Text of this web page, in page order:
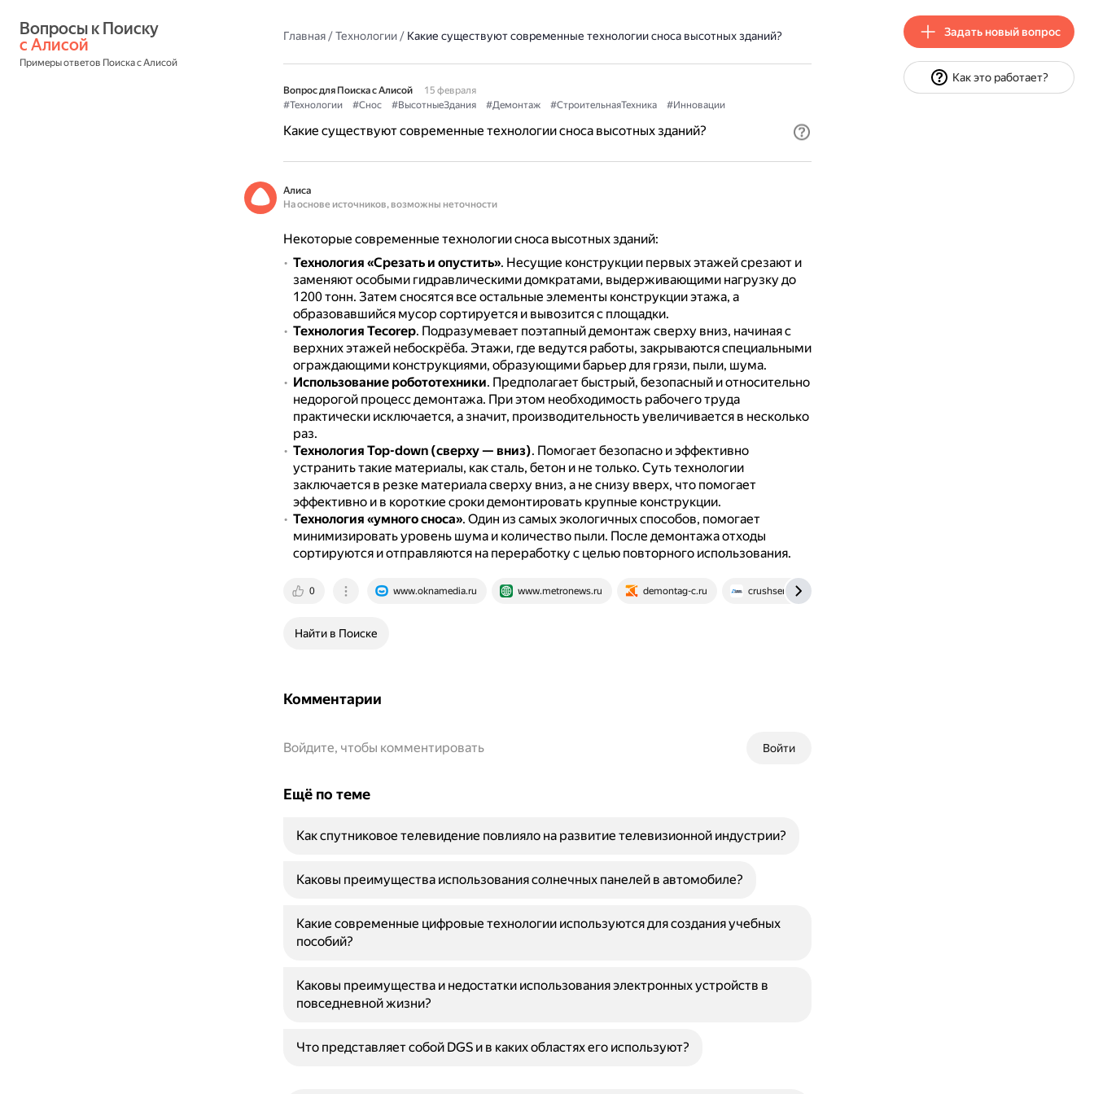
с Алисой
Примеры ответов Поиска с Алисой
Главная/Технологии/ Какие существуют современные технологии сноса высотных зданий?
Вопрос для Поиска с Алисой
15 февраля
#Технологии
#Снос #ВысотныеЗдания #Демонтаж #СтроительнаяТехника #Инновации
Какие существуют современные технологии сноса высотных зданий?
Алиса
На основе источников, возможны неточности
Некоторые современные технологии сноса высотных зданий:
Технология «Срезать и опустить». Несущие конструкции первых этажей срезают и
заменяют особыми гидравлическими домкратами, выдерживающими нагрузку до
1200 тонн. Затем сносятся все остальные элементы конструкции этажа, а
образовавшийся мусор сортируется и вывозится с площадки.
Технология Tecorep. Подразумевает поэтапный демонтаж сверху вниз, начиная с
верхних этажей небоскрёба. Этажи, где ведутся работы, закрываются специальными
ограждающими конструкциями, образующими барьер для грязи, пыли, шума.
Использование робототехники. Предполагает быстрый, безопасный и относительно
недорогой процесс демонтажа. При этом необходимость рабочего труда
практически исключается, а значит, производительность увеличивается в несколько
раз.
Технология Top-down (сверху — вниз). Помогает безопасно и эффективно
устранить такие материалы, как сталь, бетон и не только. Суть технологии
заключается в резке материала сверху вниз, а не снизу вверх, что помогает
эффективно и в короткие сроки демонтировать крупные конструкции.
Технология «умного сноса». Один из самых экологичных способов, помогает
минимизировать уровень шума и количество пыли. После демонтажа отходы
сортируются и отправляются на переработку с целью повторного использования.
0 www.oknamedia.ru www.metronews.ru demontag-c.ru crushservice.ru
Найти в Поиске
Комментарии
Войти
Войдите, чтобы комментировать
Ещё по теме
Как спутниковое телевидение повлияло на развитие телевизионной индустрии?
Каковы преимущества использования солнечных панелей в автомобиле?
Какие современные цифровые технологии используются для создания учебных
пособий?
Каковы преимущества и недостатки использования электронных устройств в
повседневной жизни?
Что представляет собой DGS и в каких областях его используют?
Задать новый вопрос
Как это работает?